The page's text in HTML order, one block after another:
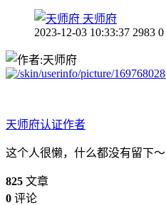
天师府
2023-12-03 10:33:37 2983 0
天师府认证作者
这个人很懒，什么都没有留下～
825 文章
0 评论